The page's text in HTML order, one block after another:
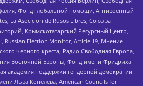
Фонд глобальной помощи, Антивоенный
La Asocicion de Rusos Libres, Союз за
Крымскотатарский Ресурсный Центр,
Russian Election Monitor, Article 19, Мнение
черного креста, Радио Свободная Европа,
Восточной Европы, Фонд имени Фридриха
академия поддержки гендерной демократии
Льва Копелева, American Councils for